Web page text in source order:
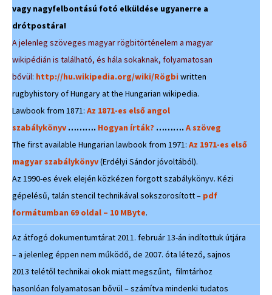
vagy nagyfelbontású fotó elküldése ugyanerre a
drótpostára!
A jelenleg szöveges magyar rögbitörténelem a magyar
wikipédián is található, és hála sokaknak, folyamatosan
bővül: http://hu.wikipedia.org/wiki/Rögbiwritten
rugbyhistory of Hungary at the Hungarian wikipedia.
Lawbook from 1871: Az 1871-es első angol
szabálykönyv ………. Hogyan írták? ………. A szöveg
The first available Hungarian lawbook from 1971: Az 1971-es első
magyar szabálykönyv(Erdélyi Sándor jóvoltából).
Az 1990-es évek elején közkézen forgott szabálykönyv. Kézi
gépelésű, talán stencil technikával sokszorosított – pdf
formátumban 69 oldal – 10 MByte.
Az átfogó dokumentumtárat 2011. február 13-án indítottuk útjára
– a jelenleg éppen nem működő, de 2007. óta létező, sajnos
2013 telétől technikai okok miatt megszűnt, filmtárhoz
hasonlóan folyamatosan bővül – számítva mindenki tudatos